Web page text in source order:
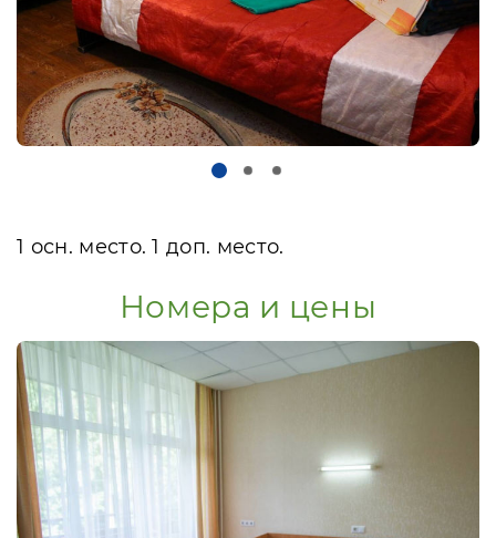
1 осн. место. 1 доп. место.
Номера и цены